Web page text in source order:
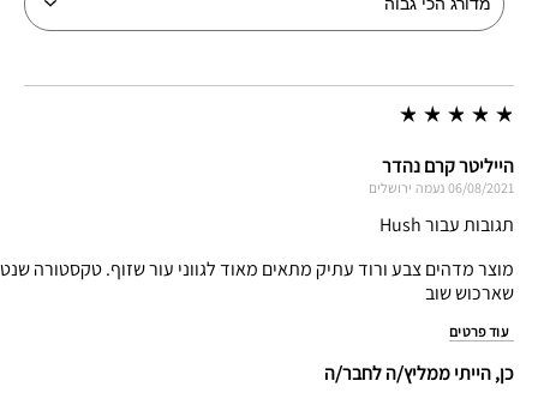
הייליטר קרם נהדר
06/08/2021 נעמה ירושלים
תגובות עבור Hush
מוצר מדהים צבע ורוד עתיק מתאים מאוד לגווני עור שזוף. טקסטורה
שארכוש שוב
עוד פרטים
כן, הייתי ממליץ/ה לחבר/ה